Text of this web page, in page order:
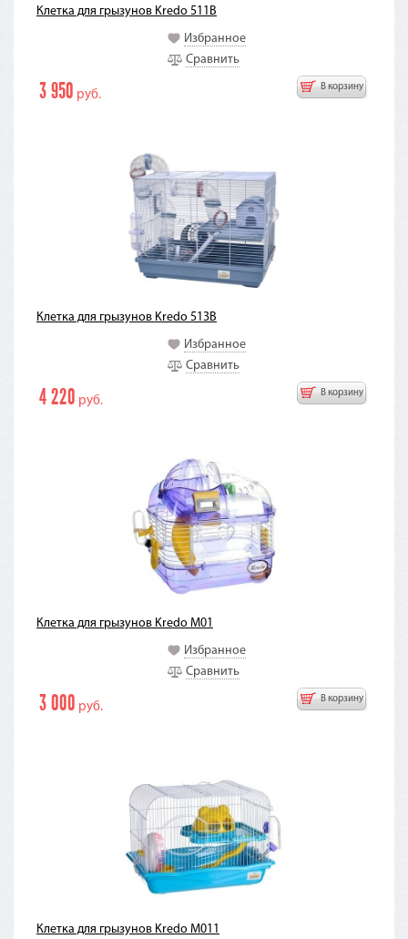
Клетка для грызунов Kredo 511B
Избранное
Сравнить
В корзину
3 950 руб.
Клетка для грызунов Kredo 513B
Избранное
Сравнить
В корзину
4 220 руб.
Клетка для грызунов Kredo M01
Избранное
Сравнить
В корзину
3 000 руб.
Клетка для грызунов Kredo M011